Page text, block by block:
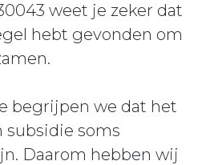
weet je zeker dat
hebt gevonden om
begrijpen we dat het
subsidie soms
Daarom hebben wij